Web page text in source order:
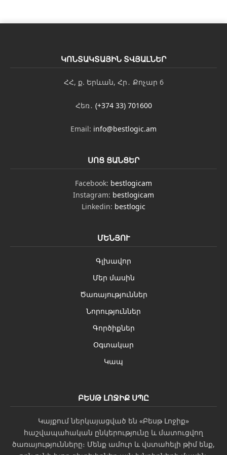
ԿՈՆՏԱԿՏԱՅԻՆ ՏՎՅԱԼՆԵՐ
ՀՀ, ք. Երևան, Հր․ Քոչար 6
Հեռ․ (+374 33) 701600
Email: info@bestlogic.am
ՍՈՑ ՑԱՆՑԵՐ
Facebook: bestlogicam
Instagram: bestlogicam
Linkedin: bestlogic
ՄԵՆՅՈՒ
Գլխավոր
Մեր մասին
Ծառայություններ
Նորություններ
Գործիքներ
Օգտակար
Կապ
ԲԵՍԹ ԼՈՋԻՔ ՍՊԸ
Կայքում ներկայացված են «Բեսթ Լոջիք»
հաշվապահական ընկերությունը և մատուցվող
ծառայությունները։ Մենք ամուր և վստահելի թիմ ենք,